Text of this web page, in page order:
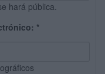
hará pública.
*